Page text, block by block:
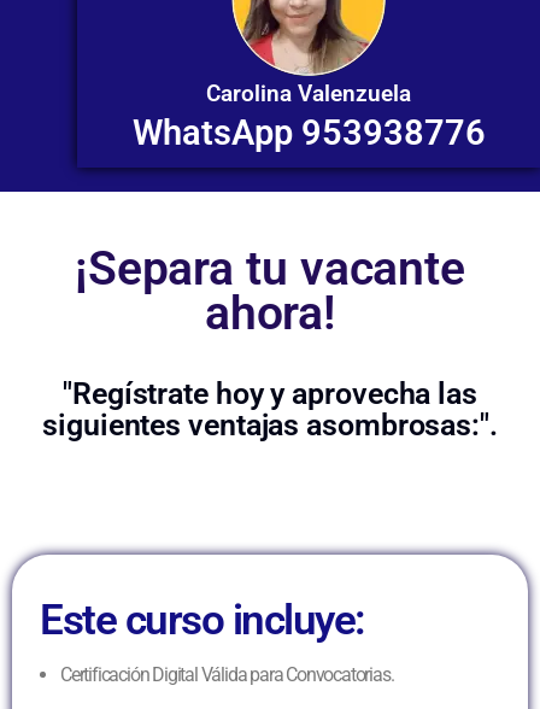
Carolina Valenzuela
WhatsApp 953938776
¡Separa tu vacante
ahora!
"Regístrate hoy y aprovecha las
siguientes ventajas asombrosas:".
Este curso incluye:
Certificación Digital Válida para Convocatorias.